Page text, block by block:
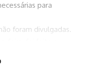
para
foram divulgadas.